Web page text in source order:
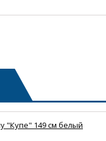
"Купе" 149 см белый